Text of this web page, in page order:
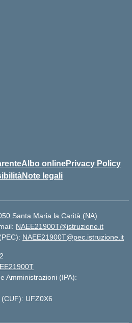
Albo onlinePrivacy Policy
Note legali
Santa Maria la Carità (NA)
NAEE21900T@istruzione.it
NAEE21900T@pec.istruzione.it
Amministrazioni (IPA):
UFZ0X6